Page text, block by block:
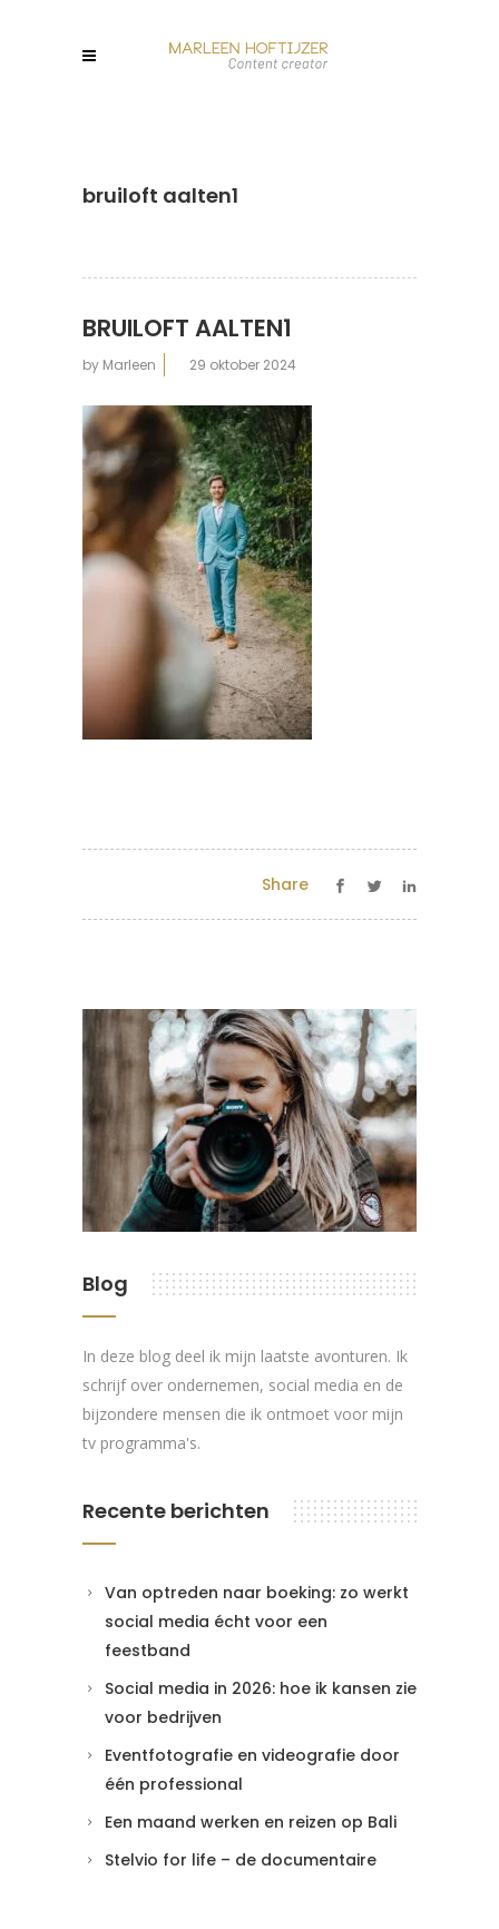
bruiloft aalten1
BRUILOFT AALTEN1
by Marleen 29 oktober 2024
Share
Blog
In deze blog deel ik mijn laatste avonturen. Ik
schrijf over ondernemen, social media en de
bijzondere mensen die ik ontmoet voor mijn
tv programma's.
Recente berichten
Van optreden naar boeking: zo werkt
social media écht voor een
feestband
Social media in 2026: hoe ik kansen zie
voor bedrijven
Eventfotografie en videografie door
één professional
Een maand werken en reizen op Bali
Stelvio for life – de documentaire